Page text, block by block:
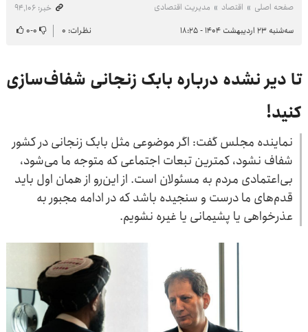
صفحه اصلی اقتصاد مدیریت اقتصادی
خبر: ۹۴٬۱۰۶
سه‌شنبه ۲۳ اردیبهشت ۱۴۰۴ - ۱۸:۲۵
نظرات: ۰ ۰-۰
تا دیر نشده درباره بابک زنجانی شفاف‌سازی
کنید!
نماینده مجلس گفت: اگر موضوعی مثل بابک زنجانی در کشور
شفاف نشود، کمترین تبعات اجتماعی که متوجه ما می‌شود،
بی‌اعتمادی مردم به مسئولان است. از این‌رو از همان اول باید
قدم‌های ما درست و سنجیده باشد که در ادامه مجبور به
عذرخواهی یا پشیمانی یا غیره نشویم.